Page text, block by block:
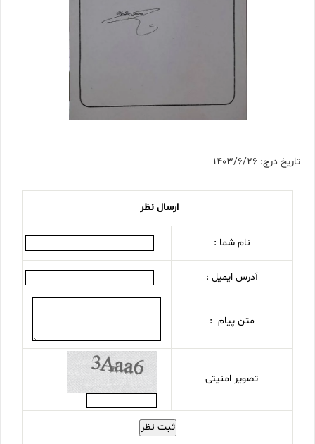
تاریخ درج: 1403/6/26
ارسال نظر
نام شما :
آدرس ایمیل :
متن پیام :
تصویر امنیتی
ثبت نظر